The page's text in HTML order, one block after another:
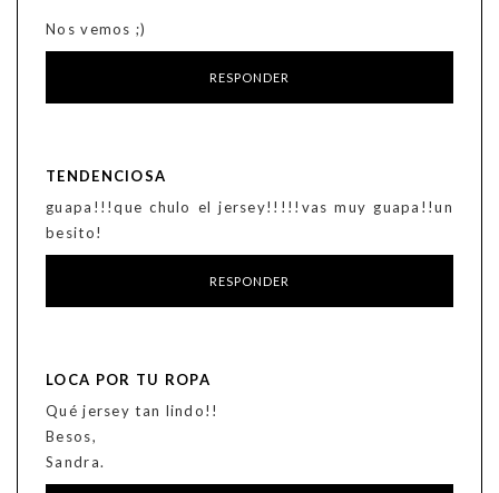
Nos vemos ;)
RESPONDER
TENDENCIOSA
guapa!!!que chulo el jersey!!!!!vas muy guapa!!un
besito!
RESPONDER
LOCA POR TU ROPA
Qué jersey tan lindo!!
Besos,
Sandra.